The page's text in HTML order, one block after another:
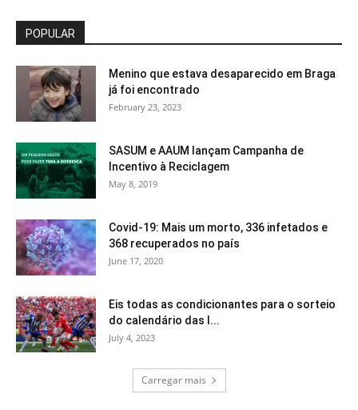
POPULAR
Menino que estava desaparecido em Braga
já foi encontrado
February 23, 2023
SASUM e AAUM lançam Campanha de
Incentivo à Reciclagem
May 8, 2019
Covid-19: Mais um morto, 336 infetados e
368 recuperados no país
June 17, 2020
Eis todas as condicionantes para o sorteio
do calendário das I...
July 4, 2023
Carregar mais